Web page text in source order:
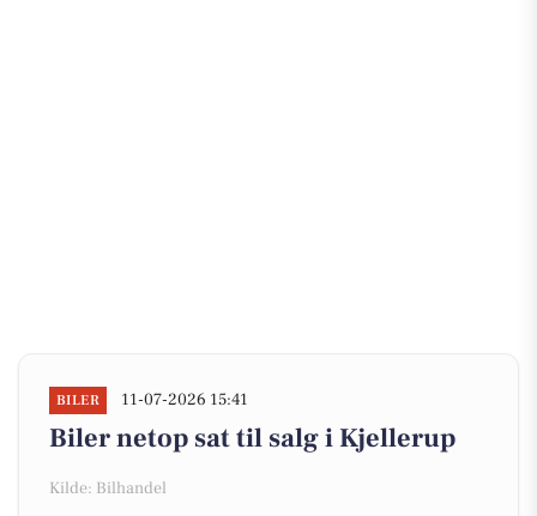
BILER 11-07-2026 15:41
Biler netop sat til salg i Kjellerup
Kilde: Bilhandel